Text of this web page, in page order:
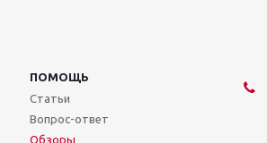
ПОМОЩЬ
Статьи
Вопрос-ответ
Обзоры